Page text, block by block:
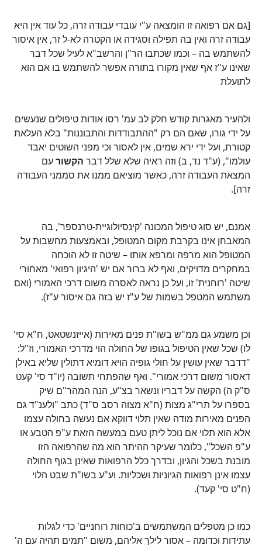
[גם אם רפואה זו הומצאה ע"י עובדי עבודה זרה, כל עוד אין היא
עבודה זרה ואין בה תפילה וסגידה או הקטרה לא-ל זר, אין איסור
להשתמש בה – וכמו שכתבו הר"ן והרשב"א לעיל שכל דבר
שאינו ע"ז אף שאין מקורו בתורה אפשר להשתמש בו אם הוא
לתועלת
ולהעיר מאגרות קודש חלק לב עמ' רסו אודות טיפולים שנעשים
על ידי גורו, שאם הם רק "ההתבודדות והתבוננות" בלא העלאת
קטורת, ועל ידי ירא שמים, אין לאסור וכי מפני השוטים יאבד
עולמו", (ע"ד נד, ב) וזה ראיה שלא שלל דבר הקשורעם
המצאת העבודה זרה, כאשר מוציאם ממנו את סממני העבודה
זרה].
אמנם, יש סוג טיפול המכונה 'קינסיולוגיית-טרנספר', בה
המאבחן אינו בקרבת מקום המטופל, ובאמצעות מחשבות על
המטופל הוא מרפה ומרפא אותו – שיטה זו לא הוכחה
במחקרים מדויקים, ואף לא ברור אם יש 'היגיון רפואי' מאחורי
שיטה 'רוחנית' זו, ועל כן נראה לאסרה משום דרכי האמורי (ואם
משתמש המטפל בשמות של ע"ז יש בזה גם איסור ע"ז).
וכן משמע גם ממ"ש בשו"ת פנים מאירות (אייזנשטאט, ח"א סי'
לו) שכל שאין הטיפול בגופו של החולה הוי מדרכי האמורי, וז"ל:
"דדבר שאין עושין על חולי גופיה הויא דומיא דתולין שליא באילן
דאסור משום דרכי אמורי". ואף שהפתחי תשובה (יו"ד סי' קעט
ס"ק ה) הקשה על דבריו ונשאר בצ"ע, הנה המהר"ם שיק
בספרו על תרי"ג מצות (ח"א מצוה רסב ס"ד) כתב "ולענ"ד גם
הפנים מאירות מודה שאין תלוי דווקא אם נעשה בחולה עצמו
אלא הוא תלוי אם נוכל ליתן טעם במעשה הזאת ע"פ הטבע או
ע"פ השכל", כלומר שעיקר ההיתר הוא מה שהרפואה הזו
מובנת בשכל והגיון, ובדרך כלל הרפואות שאינן בגוף החולה
עצמו אינן רפואות הגיוניות ושכליות. וע"ע בשו"ת שבט הלוי
(ח"ט סי' קעד).
כמו כן מטפלים המשתמשים ב'כוחות רוחניים' כדי לגלות
עתידות וכדומה – אסור לילך אליהם, משום "תמים תהיה עם ה'